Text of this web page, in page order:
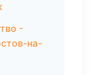
-
на-